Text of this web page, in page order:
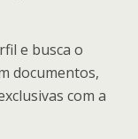
e busca o
documentos,
com a